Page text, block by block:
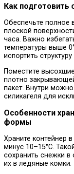
Как подготовить
Обеспечьте полное
плоской
часа. Важно
температуры выше
испортить структуру
Поместите
плотно
пакет. Внутри
силикагеля для
Особенности
формы
Храните контейнер
минус 10–15°С.
сохранить снежки
их в ледяные комки.